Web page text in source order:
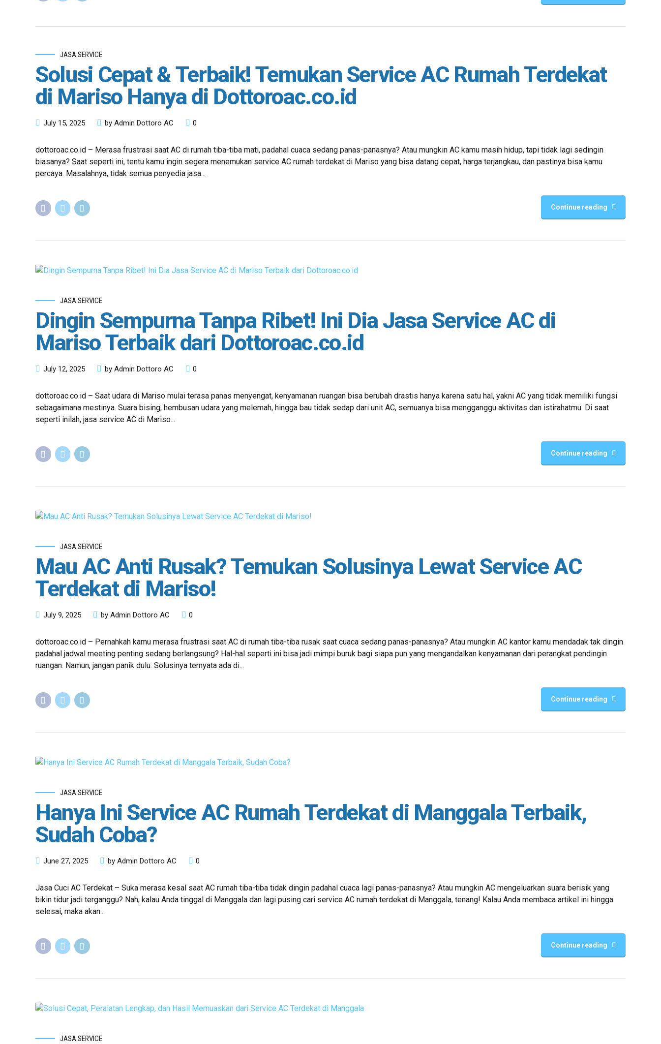
JASA SERVICE
Solusi Cepat & Terbaik! Temukan Service AC Rumah Terdekat
di Mariso Hanya di Dottoroac.co.id
July 15, 2025 by Admin Dottoro AC 0
dottoroac.co.id – Merasa frustrasi saat AC di rumah tiba-tiba mati, padahal cuaca sedang panas-panasnya? Atau mungkin AC kamu masih hidup, tapi tidak lagi sedingin
biasanya? Saat seperti ini, tentu kamu ingin segera menemukan service AC rumah terdekat di Mariso yang bisa datang cepat, harga terjangkau, dan pastinya bisa kamu
percaya. Masalahnya, tidak semua penyedia jasa...
Continue reading
JASA SERVICE
Dingin Sempurna Tanpa Ribet! Ini Dia Jasa Service AC di
Mariso Terbaik dari Dottoroac.co.id
July 12, 2025 by Admin Dottoro AC 0
dottoroac.co.id – Saat udara di Mariso mulai terasa panas menyengat, kenyamanan ruangan bisa berubah drastis hanya karena satu hal, yakni AC yang tidak memiliki fungsi
sebagaimana mestinya. Suara bising, hembusan udara yang melemah, hingga bau tidak sedap dari unit AC, semuanya bisa mengganggu aktivitas dan istirahatmu. Di saat
seperti inilah, jasa service AC di Mariso...
Continue reading
JASA SERVICE
Mau AC Anti Rusak? Temukan Solusinya Lewat Service AC
Terdekat di Mariso!
July 9, 2025 by Admin Dottoro AC 0
dottoroac.co.id – Pernahkah kamu merasa frustrasi saat AC di rumah tiba-tiba rusak saat cuaca sedang panas-panasnya? Atau mungkin AC kantor kamu mendadak tak dingin
padahal jadwal meeting penting sedang berlangsung? Hal-hal seperti ini bisa jadi mimpi buruk bagi siapa pun yang mengandalkan kenyamanan dari perangkat pendingin
ruangan. Namun, jangan panik dulu. Solusinya ternyata ada di...
Continue reading
JASA SERVICE
Hanya Ini Service AC Rumah Terdekat di Manggala Terbaik,
Sudah Coba?
June 27, 2025 by Admin Dottoro AC 0
Jasa Cuci AC Terdekat – Suka merasa kesal saat AC rumah tiba-tiba tidak dingin padahal cuaca lagi panas-panasnya? Atau mungkin AC mengeluarkan suara berisik yang
bikin tidur jadi terganggu? Nah, kalau Anda tinggal di Manggala dan lagi pusing cari service AC rumah terdekat di Manggala, tenang! Kalau Anda membaca artikel ini hingga
selesai, maka akan...
Continue reading
JASA SERVICE